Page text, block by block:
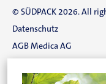
© SÜDPACK 2026. All
Datenschutz
AGB Medica AG
Impressum